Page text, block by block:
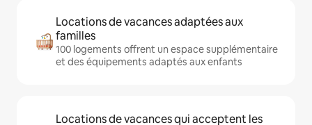
Locations de vacances adaptées aux
familles
100 logements offrent un espace supplémentaire
et des équipements adaptés aux enfants
Locations de vacances qui acceptent les